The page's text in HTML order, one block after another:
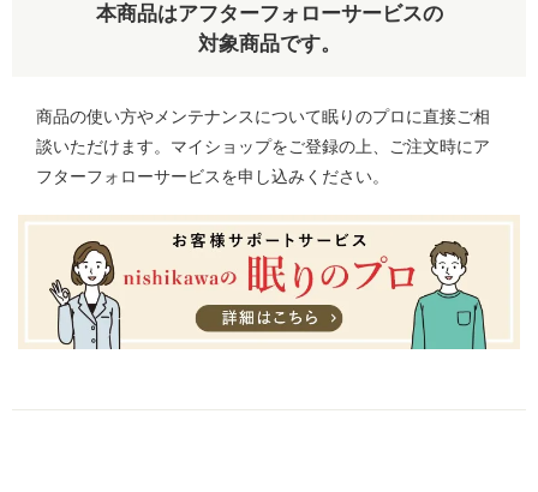
本商品はアフターフォローサービスの
対象商品です。
商品の使い方やメンテナンスについて眠りのプロに直接ご相
談いただけます。マイショップをご登録の上、ご注文時にア
フターフォローサービスを申し込みください。